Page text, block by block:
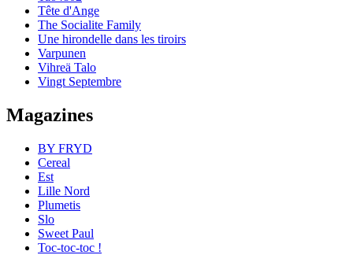
Tête d'Ange
The Socialite Family
Une hirondelle dans les tiroirs
Varpunen
Vihreä Talo
Vingt Septembre
Magazines
BY FRYD
Cereal
Est
Lille Nord
Plumetis
Slo
Sweet Paul
Toc-toc-toc !